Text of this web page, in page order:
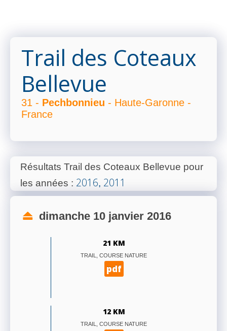
Trail des Coteaux
Bellevue
31 - Pechbonnieu - Haute-Garonne -
France
Résultats Trail des Coteaux Bellevue pour
les années : 2016, 2011
dimanche 10 janvier 2016
21 KM
TRAIL, COURSE NATURE
pdf
12 KM
TRAIL, COURSE NATURE